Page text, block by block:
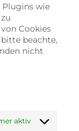
wie
Cookies
beachte,
nicht
aktiv